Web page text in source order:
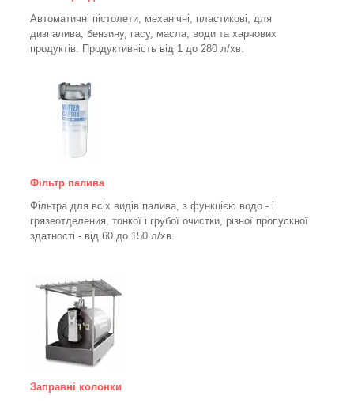
Автоматичні пістолети, механічні, пластикові, для
дизпалива, бензину, гасу, масла, води та харчових
продуктів. Продуктивність від 1 до 280 л/хв.
Фільтр палива
Фільтра для всіх видів палива, з функцією водо - і
грязеотделения, тонкої і грубої очистки, різної пропускної
здатності - від 60 до 150 л/хв.
Заправні колонки